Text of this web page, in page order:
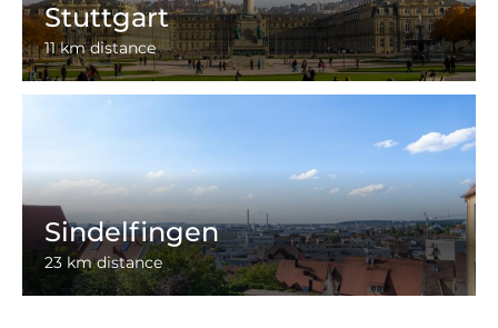
Stuttgart
11 km distance
Sindelfingen
23 km distance